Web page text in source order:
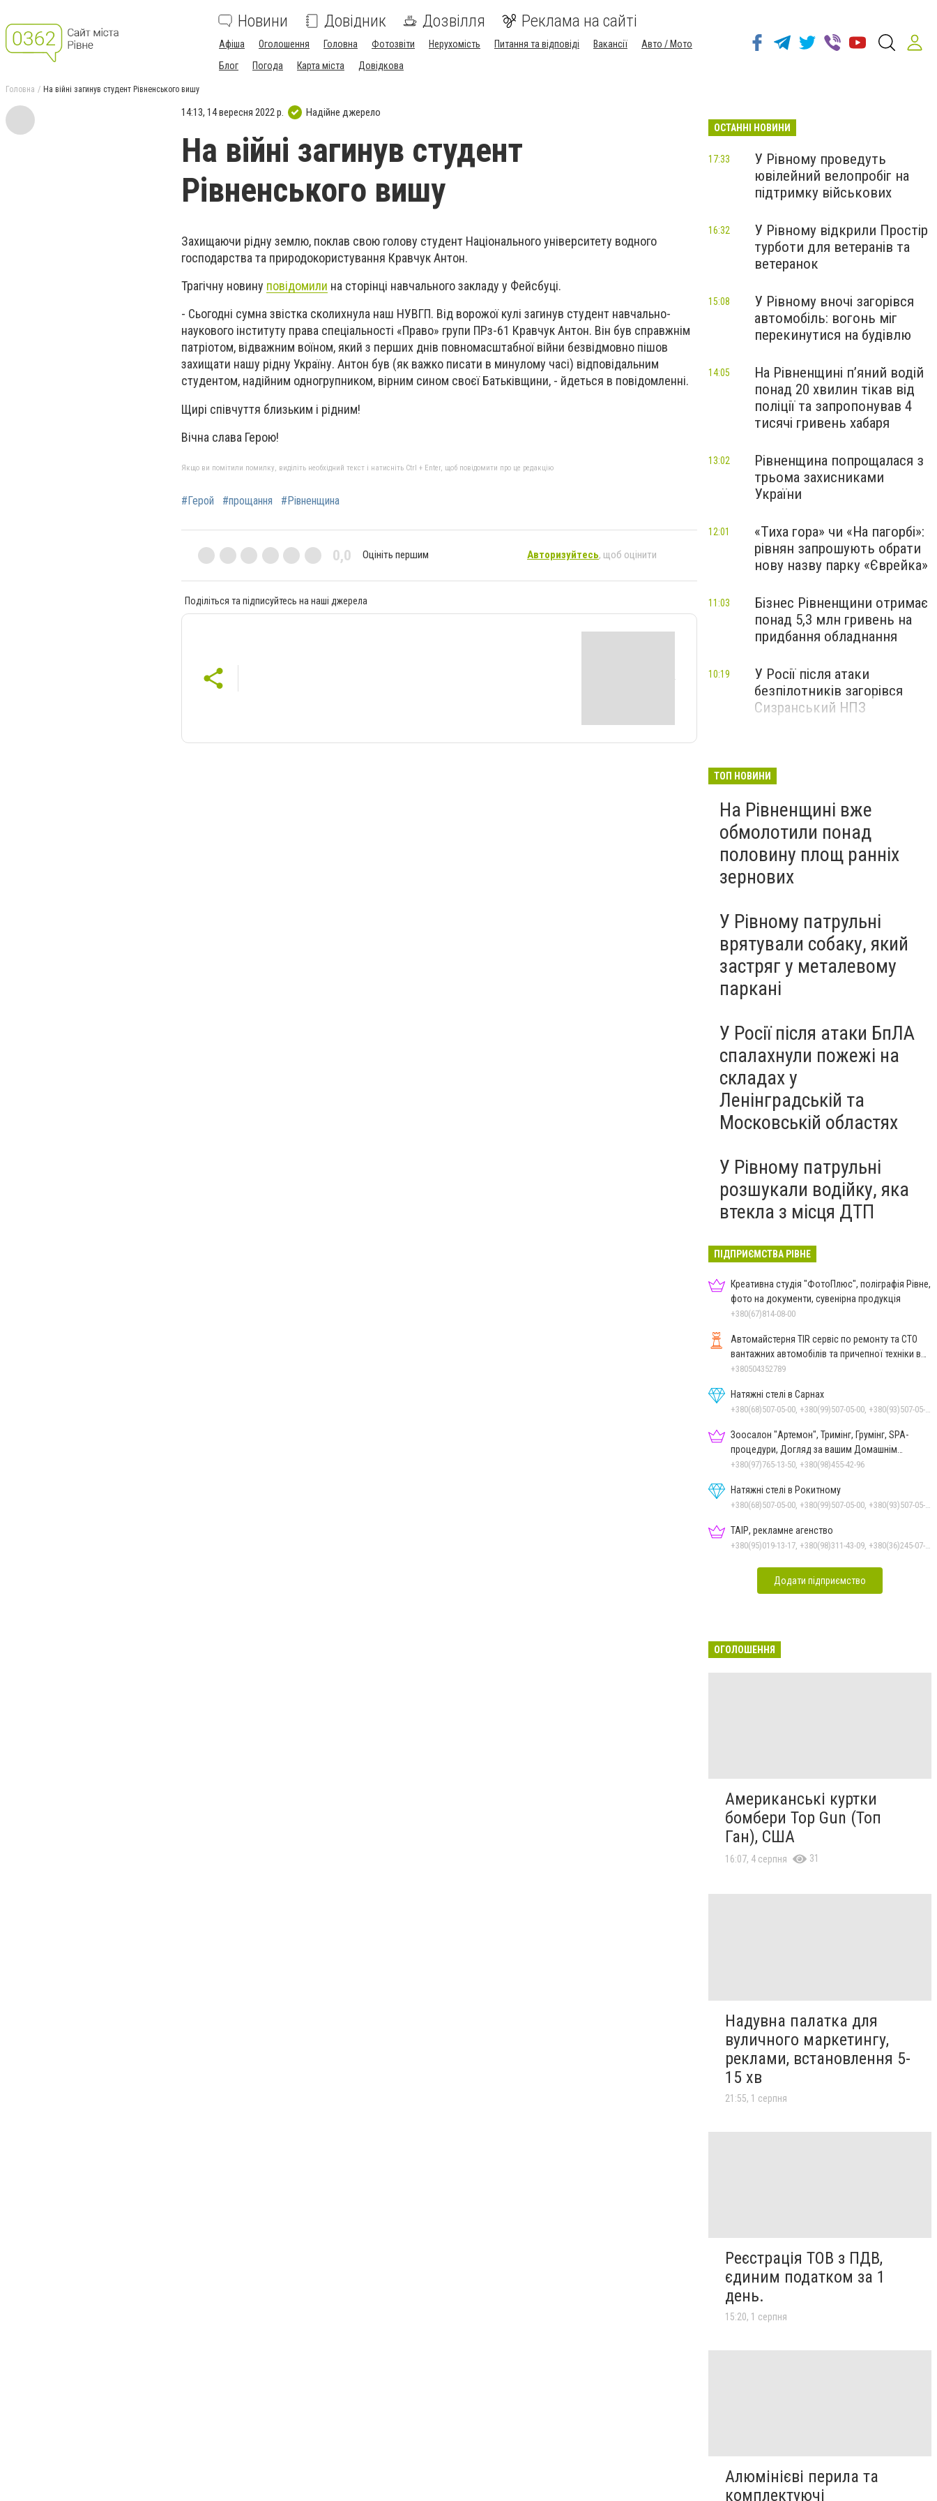
Новини Довідник Дозвілля Реклама на сайті
Афіша Оголошення Головна Фотозвіти Нерухомість Питання та відповіді Вакансії
Авто / Мото
Блог
Погода Карта міста Довідкова
Головна На війні загинув студент Рівненського вишу
14:13, 14 вересня 2022 р. Надійне джерело
На війні загинув студент
Рівненського вишу
Захищаючи рідну землю, поклав свою голову студент Національного університету водного
господарства та природокористування Кравчук Антон.
Трагічну новину повідомили на сторінці навчального закладу у Фейсбуці.
- Сьогодні сумна звістка сколихнула наш НУВГП. Від ворожої кулі загинув студент навчально-
наукового інституту права спеціальності «Право» групи ПРз-61 Кравчук Антон. Він був справжнім
патріотом, відважним воїном, який з перших днів повномасштабної війни безвідмовно пішов
захищати нашу рідну Україну. Антон був (як важко писати в минулому часі) відповідальним
студентом, надійним одногрупником, вірним сином своєї Батьківщини, - йдеться в повідомленні.
Щирі співчуття близьким і рідним!
Вічна слава Герою!
Якщо ви помітили помилку, виділіть необхідний текст і натисніть Ctrl + Enter, щоб повідомити про це редакцію
#Герой #прощання #Рівненщина
0,0 Оцініть першим Авторизуйтесь, щоб оцінити
Поділіться та підписуйтесь на наші джерела
ОСТАННІ НОВИНИ
У Рівному проведуть
ювілейний велопробіг на
підтримку військових
17:33
У Рівному відкрили Простір
турботи для ветеранів та
ветеранок
16:32
У Рівному вночі загорівся
автомобіль: вогонь міг
перекинутися на будівлю
15:08
На Рівненщині п’яний водій
понад 20 хвилин тікав від
поліції та запропонував 4
тисячі гривень хабаря
14:05
Рівненщина попрощалася з
трьома захисниками
України
13:02
«Тиха гора» чи «На пагорбі»:
рівнян запрошують обрати
нову назву парку «Єврейка»
12:01
Бізнес Рівненщини отримає
понад 5,3 млн гривень на
придбання обладнання
11:03
У Росії після атаки
безпілотників загорівся
Сизранський НПЗ
10:19
ТОП НОВИНИ
На Рівненщині вже
обмолотили понад
половину площ ранніх
зернових
У Рівному патрульні
врятували собаку, який
застряг у металевому
паркані
У Росії після атаки БпЛА
спалахнули пожежі на
складах у
Ленінградській та
Московській областях
У Рівному патрульні
розшукали водійку, яка
втекла з місця ДТП
ПІДПРИЄМСТВА РІВНЕ
Креативна студія "ФотоПлюс", поліграфія Рівне,
фото на документи, сувенірна продукція
+380(67)814-08-00
Автомайстерня TIR сервіс по ремонту та СТО
вантажних автомобілів та причепної техніки в
Рівному
+380504352789
Натяжні стелі в Сарнах
+380(68)507-05-00, +380(99)507-05-00, +380(93)507-05-00
Зоосалон "Артемон", Тримінг, Грумінг, SPA-
процедури, Догляд за вашим Домашнім
Улюбленцем
+380(97)765-13-50, +380(98)455-42-96
Натяжні стелі в Рокитному
+380(68)507-05-00, +380(99)507-05-00, +380(93)507-05-00
ТАІР, рекламне агенство
+380(95)019-13-17, +380(98)311-43-09, +380(36)245-07-05
Додати підприємство
ОГОЛОШЕННЯ
Американські куртки
бомбери Top Gun (Топ
Ган), США
16:07, 4 серпня 31
Надувна палатка для
вуличного маркетингу,
реклами, встановлення 5-
15 хв
21:55, 1 серпня
Реєстрація ТОВ з ПДВ,
єдиним податком за 1
день.
15:20, 1 серпня
Алюмінієві перила та
комплектуючі